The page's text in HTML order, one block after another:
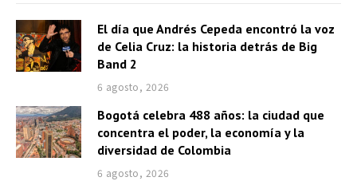
El día que Andrés Cepeda encontró la voz
de Celia Cruz: la historia detrás de Big
Band 2
6 agosto, 2026
Bogotá celebra 488 años: la ciudad que
concentra el poder, la economía y la
diversidad de Colombia
6 agosto, 2026